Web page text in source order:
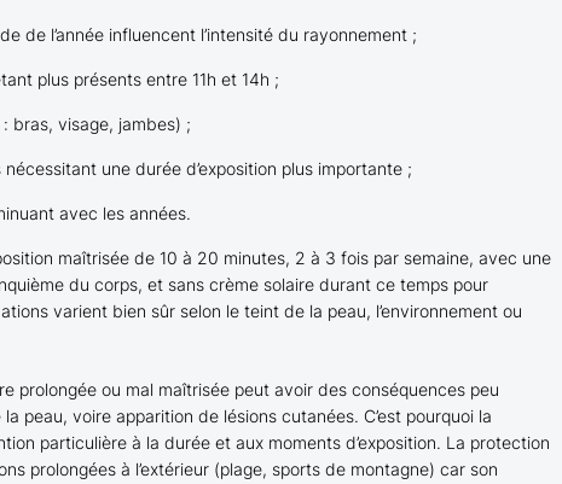
de l’année influencent l’intensité du rayonnement ;
plus présents entre 11h et 14h ;
bras, visage, jambes) ;
une durée d’exposition plus importante ;
avec les années.
maîtrisée de 10 à 20 minutes, 2 à 3 fois par semaine, avec une
du corps, et sans crème solaire durant ce temps pour
varient bien sûr selon le teint de la peau, l’environnement ou
prolongée ou mal maîtrisée peut avoir des conséquences peu
peau, voire apparition de lésions cutanées. C’est pourquoi la
particulière à la durée et aux moments d’exposition. La protection
prolongées à l’extérieur (plage, sports de montagne) car son